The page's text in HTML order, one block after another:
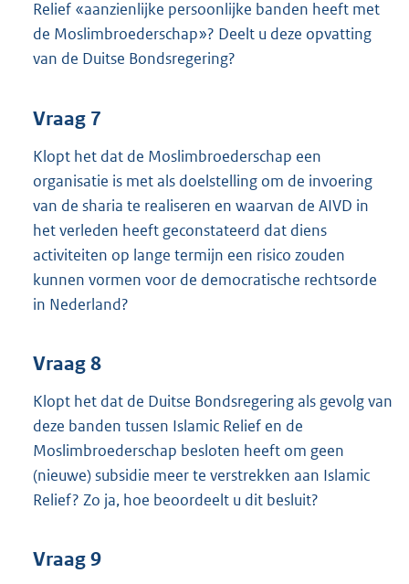
Relief «aanzienlijke persoonlijke banden heeft met
de Moslimbroederschap»? Deelt u deze opvatting
van de Duitse Bondsregering?
Vraag 7
Klopt het dat de Moslimbroederschap een
organisatie is met als doelstelling om de invoering
van de sharia te realiseren en waarvan de AIVD in
het verleden heeft geconstateerd dat diens
activiteiten op lange termijn een risico zouden
kunnen vormen voor de democratische rechtsorde
in Nederland?
Vraag 8
Klopt het dat de Duitse Bondsregering als gevolg van
deze banden tussen Islamic Relief en de
Moslimbroederschap besloten heeft om geen
(nieuwe) subsidie meer te verstrekken aan Islamic
Relief? Zo ja, hoe beoordeelt u dit besluit?
Vraag 9